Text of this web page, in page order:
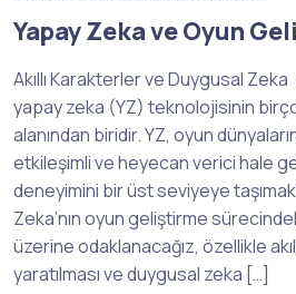
Yapay Zeka ve Oyun
Akıllı Karakterler ve Duygusal
yapay zeka (YZ) teknolojisinin
alanından biridir. YZ, oyun
etkileşimli ve heyecan verici hale
deneyimini bir üst seviyeye
Zeka’nın oyun geliştirme
üzerine odaklanacağız, özellikle
yaratılması ve duygusal zeka […]